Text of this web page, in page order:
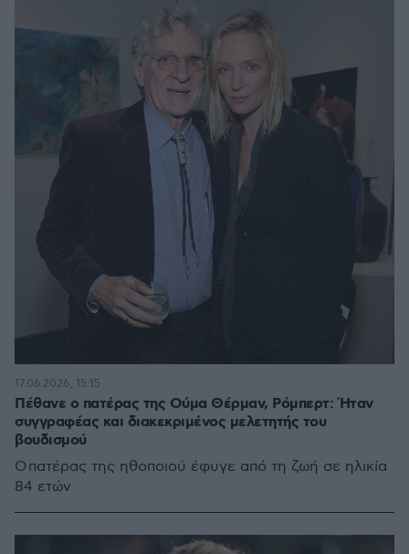
Πέθανε ο πατέρας της Ούμα Θέρμαν, Ρόμπερτ: Ήταν
συγγραφέας και διακεκριμένος μελετητής του
βουδισμού
Ο πατέρας της ηθοποιού έφυγε από τη ζωή σε ηλικία
84 ετών
17.06.2026, 15:15